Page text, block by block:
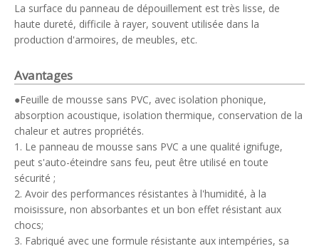
La surface du panneau de dépouillement est très lisse, de
haute dureté, difficile à rayer, souvent utilisée dans la
production d'armoires, de meubles, etc.
Avantages
●Feuille de mousse sans PVC, avec isolation phonique,
absorption acoustique, isolation thermique, conservation de la
chaleur et autres propriétés.
1. Le panneau de mousse sans PVC a une qualité ignifuge,
peut s'auto-éteindre sans feu, peut être utilisé en toute
sécurité ;
2. Avoir des performances résistantes à l'humidité, à la
moisissure, non absorbantes et un bon effet résistant aux
chocs;
3. Fabriqué avec une formule résistante aux intempéries, sa